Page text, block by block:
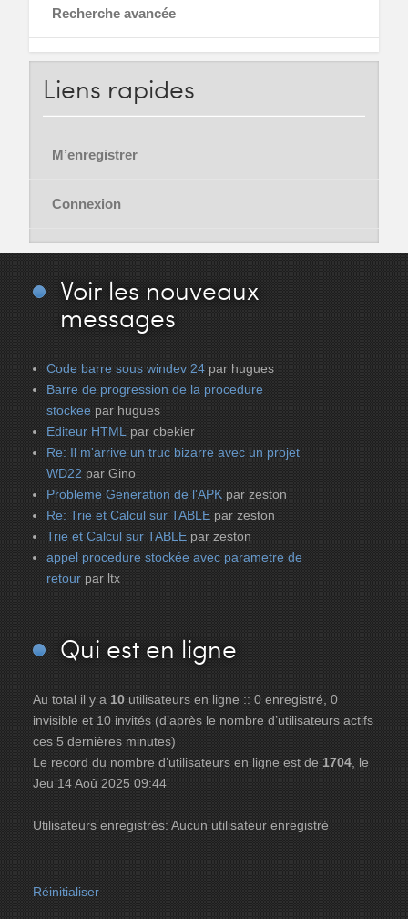
Recherche avancée
Liens rapides
M’enregistrer
Connexion
Voir les nouveaux
messages
Code barre sous windev 24 par hugues
Barre de progression de la procedure
stockee par hugues
Editeur HTML par cbekier
Re: Il m'arrive un truc bizarre avec un projet
WD22 par Gino
Probleme Generation de l'APK par zeston
Re: Trie et Calcul sur TABLE par zeston
Trie et Calcul sur TABLE par zeston
appel procedure stockée avec parametre de
retour par ltx
Qui est en ligne
Au total il y a 10 utilisateurs en ligne :: 0 enregistré, 0
invisible et 10 invités (d’après le nombre d’utilisateurs actifs
ces 5 dernières minutes)
Le record du nombre d’utilisateurs en ligne est de 1704 , le
Jeu 14 Aoû 2025 09:44
Utilisateurs enregistrés: Aucun utilisateur enregistré
Réinitialiser